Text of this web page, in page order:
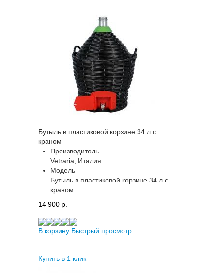
Бутыль в пластиковой корзине 34 л с
краном
Производитель
Vetraria, Италия
Модель
Бутыль в пластиковой корзине 34 л с
краном
14 900 p.
В корзину Быстрый просмотр
Купить в 1 клик